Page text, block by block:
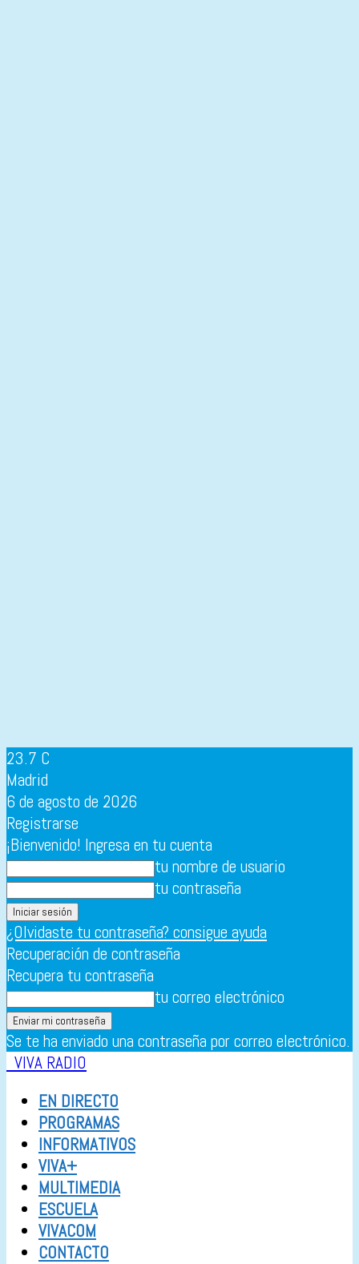
23.7 C
Madrid
6 de agosto de 2026
Registrarse
¡Bienvenido! Ingresa en tu cuenta
tu nombre de usuario
tu contraseña
¿Olvidaste tu contraseña? consigue ayuda
Recuperación de contraseña
Recupera tu contraseña
tu correo electrónico
Se te ha enviado una contraseña por correo electrónico.
VIVA RADIO
EN DIRECTO
PROGRAMAS
INFORMATIVOS
VIVA+
MULTIMEDIA
ESCUELA
VIVACOM
CONTACTO